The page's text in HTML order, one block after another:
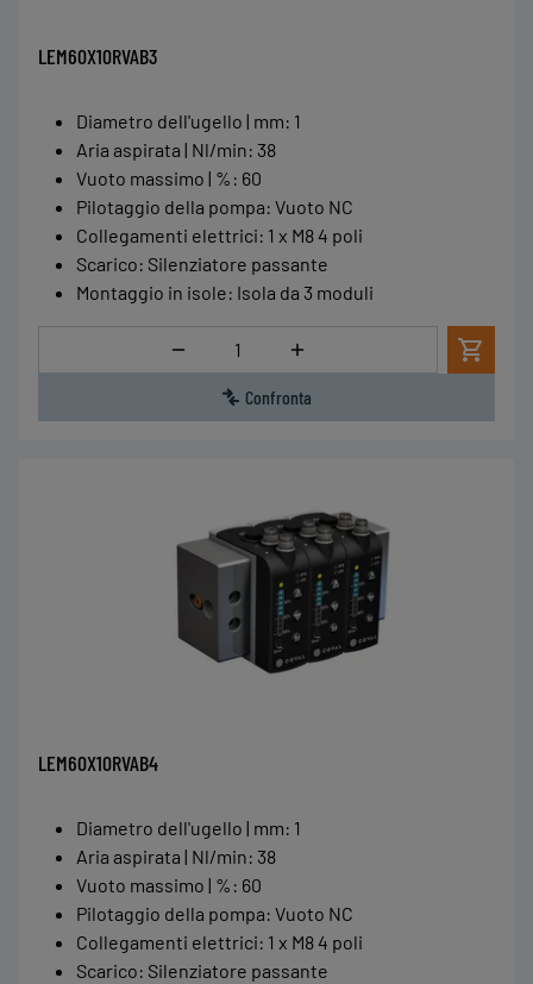
LEM60X10RVAB3
Diametro dell'ugello | mm: 1
Aria aspirata | Nl/min: 38
Vuoto massimo | % : 60
Pilotaggio della pompa: Vuoto NC
Collegamenti elettrici: 1 x M8 4 poli
Scarico: Silenziatore passante
Montaggio in isole: Isola da 3 moduli
Quantità
Confronta
LEM60X10RVAB4
Diametro dell'ugello | mm: 1
Aria aspirata | Nl/min: 38
Vuoto massimo | % : 60
Pilotaggio della pompa: Vuoto NC
Collegamenti elettrici: 1 x M8 4 poli
Scarico: Silenziatore passante